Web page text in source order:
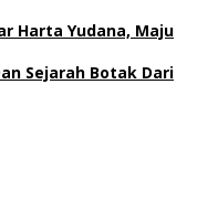
Harta Yudana, Maju
Sejarah Botak Dari